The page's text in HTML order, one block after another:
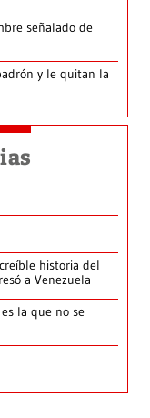
señalado de
y le quitan la
historia del
a Venezuela
la que no se